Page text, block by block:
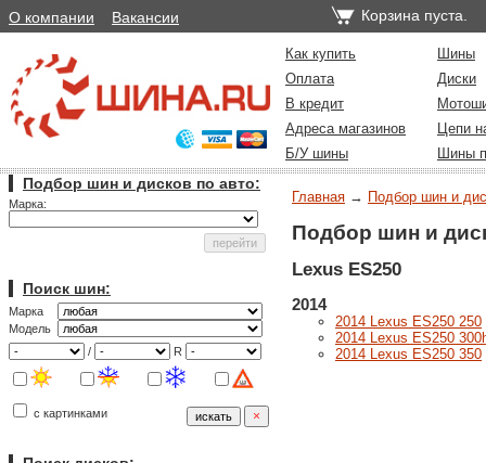
О компании Вакансии Корзина пуста.
Как купить
Шины
Оплата
Диски
В кредит
Адреса магазинов
Цепи
Б/У шины
Шины
Подбор шин и дисков по авто:
Марка:
Поиск шин:
Марка
Модель
/
R
с картинками
Главная → Подбор шин и
Подбор шин и
Lexus ES250
2014
2014 Lexus ES250 250
2014 Lexus ES250
2014 Lexus ES250 350